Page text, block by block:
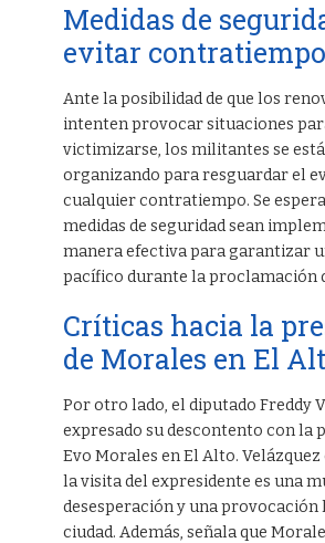
Medidas de
evitar
Ante la posibilidad de que los
intenten provocar situaciones
victimizarse, los militantes se
organizando para resguardar el
cualquier contratiempo. Se
medidas de seguridad sean
manera efectiva para garantizar
pacífico durante la proclamación
Críticas hacia la
de Morales en El
Por otro lado, el diputado Freddy
expresado su descontento con la
Evo Morales en El Alto. Velázquez
la visita del expresidente es una
desesperación y una provocación
ciudad. Además, señala que